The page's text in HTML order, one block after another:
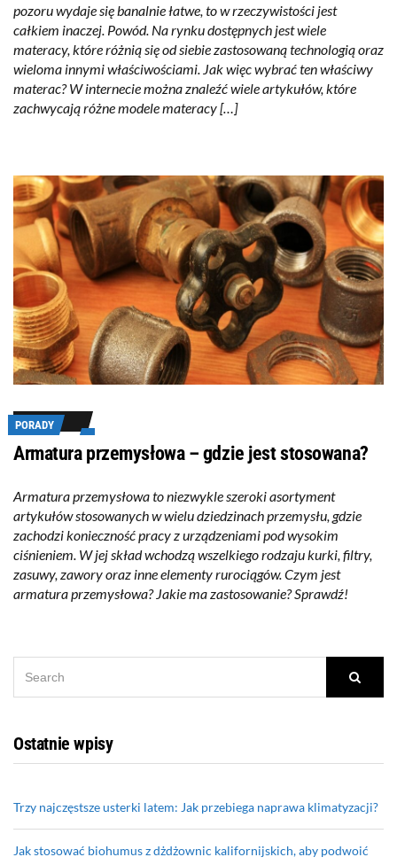
pozoru wydaje się banalnie łatwe, to w rzeczywistości jest
całkiem inaczej. Powód. Na rynku dostępnych jest wiele
materacy, które różnią się od siebie zastosowaną technologią oraz
wieloma innymi właściwościami. Jak więc wybrać ten właściwy
materac? W internecie można znaleźć wiele artykułów, które
zachwycają różne modele materacy […]
PORADY
Armatura przemysłowa – gdzie jest stosowana?
Armatura przemysłowa to niezwykle szeroki asortyment
artykułów stosowanych w wielu dziedzinach przemysłu, gdzie
zachodzi konieczność pracy z urządzeniami pod wysokim
ciśnieniem. W jej skład wchodzą wszelkiego rodzaju kurki, filtry,
zasuwy, zawory oraz inne elementy rurociągów. Czym jest
armatura przemysłowa? Jakie ma zastosowanie? Sprawdź!
Ostatnie wpisy
Trzy najczęstsze usterki latem: Jak przebiega naprawa klimatyzacji?
Jak stosować biohumus z dżdżownic kalifornijskich, aby podwoić